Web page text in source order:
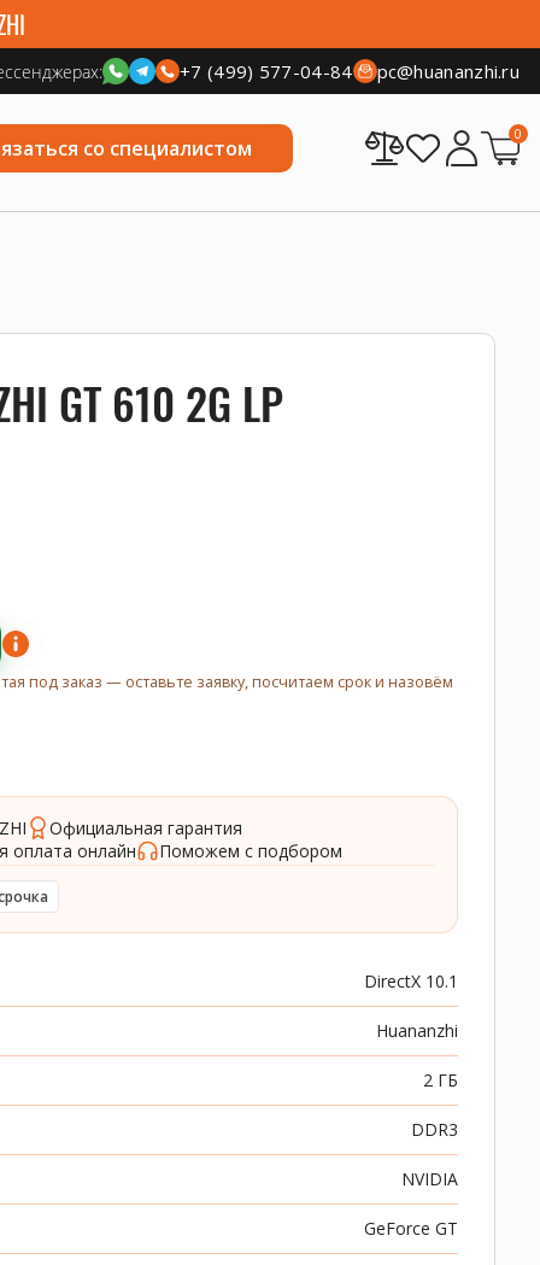
+7 (499) 577-04-84 pc@huananzhi.ru
со специалистом
0
GT 610 2G LP
под заказ — оставьте заявку, посчитаем срок и назовём
Официальная гарантия
оплата онлайн Поможем с подбором
DirectX 10.1
Huananzhi
2 ГБ
DDR3
NVIDIA
GeForce GT